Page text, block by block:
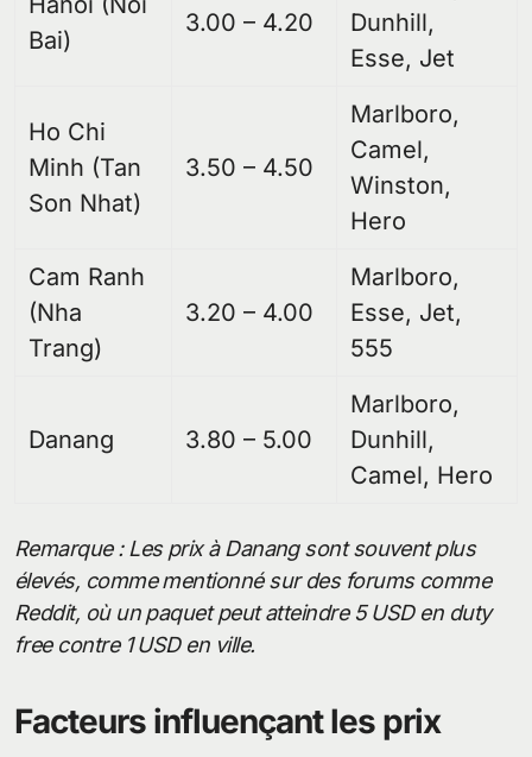
Bai)
3.00 – 4.20
Dunhill,
Esse, Jet
Ho Chi
Minh (Tan
Son Nhat)
3.50 – 4.50
Marlboro,
Camel,
Winston,
Hero
Cam Ranh
(Nha
Trang)
3.20 – 4.00
Marlboro,
Esse, Jet,
555
Danang 3.80 – 5.00
Marlboro,
Dunhill,
Camel, Hero
Remarque : Les prix à Danang sont souvent plus
élevés, comme mentionné sur des forums comme
Reddit, où un paquet peut atteindre 5 USD en duty
free contre 1 USD en ville.
Facteurs influençant les prix